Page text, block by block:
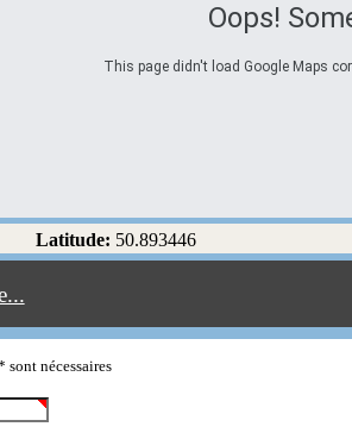
Oops!
This page didn't load Google Maps
Latitude: 50.893446
sont nécessaires